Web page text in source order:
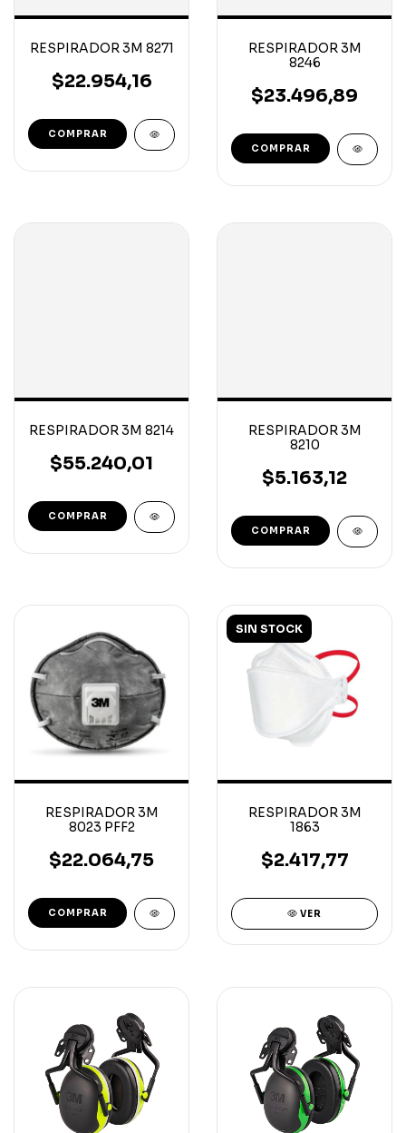
RESPIRADOR 3M 8271
$22.954,16
RESPIRADOR 3M
8246
$23.496,89
RESPIRADOR 3M 8214
$55.240,01
RESPIRADOR 3M
8210
$5.163,12
RESPIRADOR 3M
8023 PFF2
$22.064,75
SIN STOCK
RESPIRADOR 3M
1863
$2.417,77
VER